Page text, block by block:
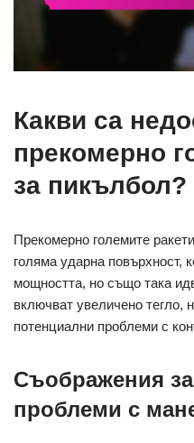
Какви са
прекомерно
за пикълбол?
Прекомерно големите
голяма ударна повърхност,
мощността, но също така
включват увеличено тегло,
потенциални проблеми с
Съображения за
проблеми с